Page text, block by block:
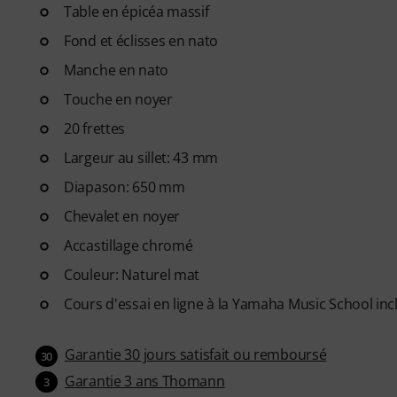
» ! Plus de 400 leçons de
par chat, de partitions
Table en épicéa massif
Fond et éclisses en nato
Manche en nato
Touche en noyer
20 frettes
Largeur au sillet: 43 mm
Diapason: 650 mm
Chevalet en noyer
Accastillage chromé
Couleur: Naturel mat
Cours d'essai en ligne à la Yamaha Music School
30 Garantie 30 jours satisfait ou remboursé
3 Garantie 3 ans Thomann